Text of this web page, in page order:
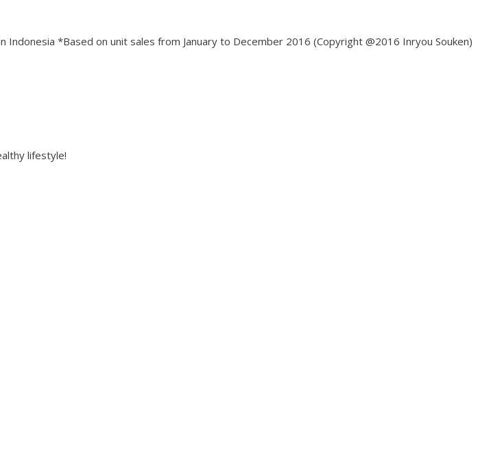
*Based on unit sales from January to December 2016 (Copyright @2016 Inryou Souken)
lifestyle!